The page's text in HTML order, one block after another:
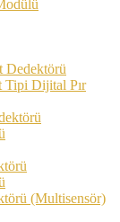
Dedektörü
Tipi Dijital Pır
(Multisensör)